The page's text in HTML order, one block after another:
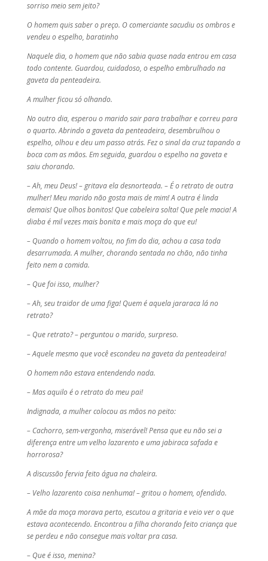
sorriso meio sem jeito?
O homem quis saber o preço. O comerciante sacudiu os ombros e
vendeu o espelho, baratinho
Naquele dia, o homem que não sabia quase nada entrou em casa
todo contente. Guardou, cuidadoso, o espelho embrulhado na
gaveta da penteadeira.
A mulher ficou só olhando.
No outro dia, esperou o marido sair para trabalhar e correu para
o quarto. Abrindo a gaveta da penteadeira, desembrulhou o
espelho, olhou e deu um passo atrás. Fez o sinal da cruz tapando a
boca com as mãos. Em seguida, guardou o espelho na gaveta e
saiu chorando.
– Ah, meu Deus! – gritava ela desnorteada. – É o retrato de outra
mulher! Meu marido não gosta mais de mim! A outra é linda
demais! Que olhos bonitos! Que cabeleira solta! Que pele macia! A
diaba é mil vezes mais bonita e mais moça do que eu!
– Quando o homem voltou, no fim do dia, achou a casa toda
desarrumada. A mulher, chorando sentada no chão, não tinha
feito nem a comida.
– Que foi isso, mulher?
– Ah, seu traidor de uma figa! Quem é aquela jararaca lá no
retrato?
– Que retrato? – perguntou o marido, surpreso.
– Aquele mesmo que você escondeu na gaveta da penteadeira!
O homem não estava entendendo nada.
– Mas aquilo é o retrato do meu pai!
Indignada, a mulher colocou as mãos no peito:
– Cachorro, sem-vergonha, miserável! Pensa que eu não sei a
diferença entre um velho lazarento e uma jabiraca safada e
horrorosa?
A discussão fervia feito água na chaleira.
– Velho lazarento coisa nenhuma! – gritou o homem, ofendido.
A mãe da moça morava perto, escutou a gritaria e veio ver o que
estava acontecendo. Encontrou a filha chorando feito criança que
se perdeu e não consegue mais voltar pra casa.
– Que é isso, menina?